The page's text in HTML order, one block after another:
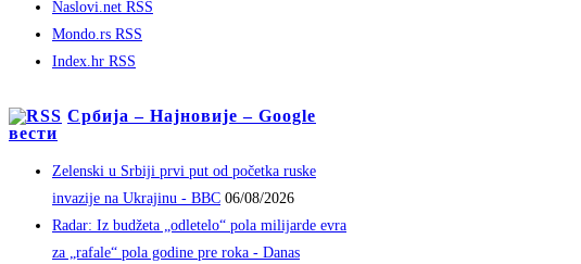
Naslovi.net RSS
Mondo.rs RSS
Index.hr RSS
Србија – Најновије – Google
вести
Zelenski u Srbiji prvi put od početka ruske
invazije na Ukrajinu - BBC 06/08/2026
Radar: Iz budžeta „odletelo“ pola milijarde evra
za „rafale“ pola godine pre roka - Danas